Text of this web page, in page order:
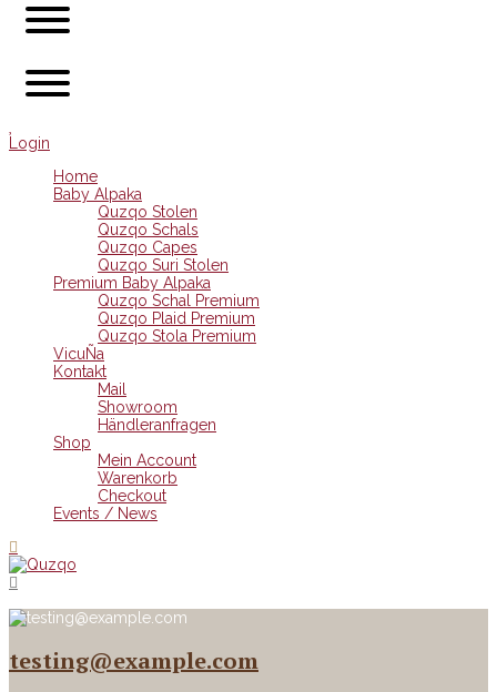
Login
Home
Baby Alpaka
Quzqo Stolen
Quzqo Schals
Quzqo Capes
Quzqo Suri Stolen
Premium Baby Alpaka
Quzqo Schal Premium
Quzqo Plaid Premium
Quzqo Stola Premium
VicuÑa
Kontakt
Mail
Showroom
Händleranfragen
Shop
Mein Account
Warenkorb
Checkout
Events / News
testing@example.com